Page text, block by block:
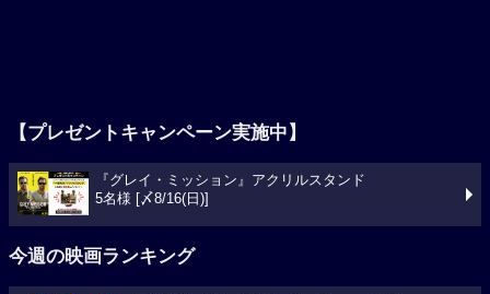
【プレゼントキャンペーン実施中】
『グレイ・ミッション』アクリルスタンド
5名様 [〆8/16(日)]
今週の映画ランキング